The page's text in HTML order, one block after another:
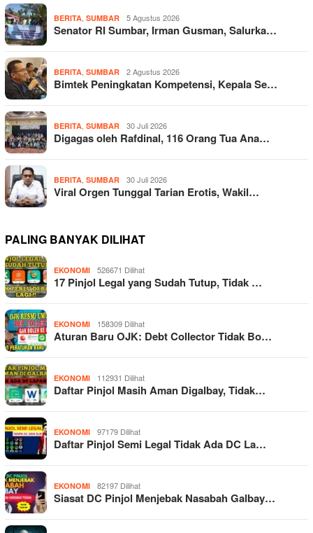
BERITA, SUMBAR 5 Agustus 2026
Senator RI Sumbar, Irman Gusman, Salurka…
BERITA, SUMBAR 2 Agustus 2026
Bimtek Peningkatan Kompetensi, Kepala Se…
BERITA, SUMBAR 30 Juli 2026
Digagas oleh Rafdinal, 116 Orang Tua Ana…
BERITA, SUMBAR 30 Juli 2026
Viral Orgen Tunggal Tarian Erotis, Wakil…
PALING BANYAK DILIHAT
EKONOMI 526671 Dilihat
17 Pinjol Legal yang Sudah Tutup, Tidak …
EKONOMI 158309 Dilihat
Aturan Baru OJK: Debt Collector Tidak Bo…
EKONOMI 112931 Dilihat
Daftar Pinjol Masih Aman Digalbay, Tidak…
EKONOMI 97179 Dilihat
Daftar Pinjol Semi Legal Tidak Ada DC La…
EKONOMI 82197 Dilihat
Siasat DC Pinjol Menjebak Nasabah Galbay…